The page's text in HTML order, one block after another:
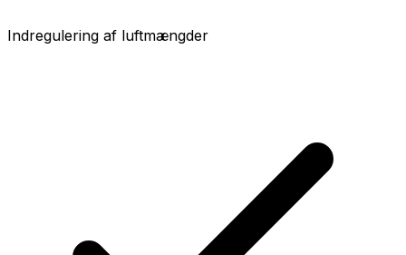
Indregulering af luftmængder